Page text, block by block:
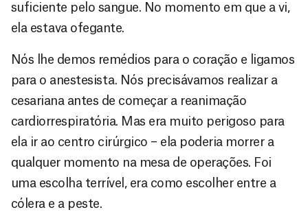
suficiente pelo sangue. No momento em que a vi,
ela estava ofegante.
Nós lhe demos remédios para o coração e ligamos
para o anestesista. Nós precisávamos realizar a
cesariana antes de começar a reanimação
cardiorrespiratória. Mas era muito perigoso para
ela ir ao centro cirúrgico – ela poderia morrer a
qualquer momento na mesa de operações. Foi
uma escolha terrível, era como escolher entre a
cólera e a peste.